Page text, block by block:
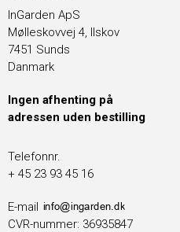
InGarden ApS
Mølleskovvej 4, Ilskov
7451 Sunds
Danmark
Ingen afhenting på
adressen uden bestilling
Telefonnr.
+ 45 23 93 45 16
E-mail
CVR-nummer: 36935847